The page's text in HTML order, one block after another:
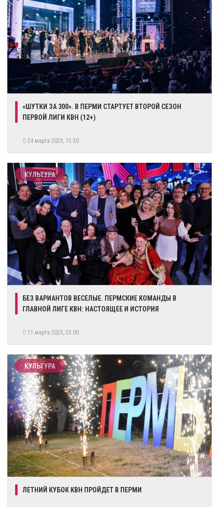
​«ШУТКИ ЗА 300». В ПЕРМИ СТАРТУЕТ ВТОРОЙ СЕЗОН
ПЕРВОЙ ЛИГИ КВН (12+)
24 марта 2023, 15:30
КУЛЬТУРА
БЕЗ ВАРИАНТОВ ВЕСЕЛЫЕ. ПЕРМСКИЕ КОМАНДЫ В
ГЛАВНОЙ ЛИГЕ КВН: НАСТОЯЩЕЕ И ИСТОРИЯ
11 марта 2023, 23:00
КУЛЬТУРА
​ЛЕТНИЙ КУБОК КВН ПРОЙДЕТ В ПЕРМИ